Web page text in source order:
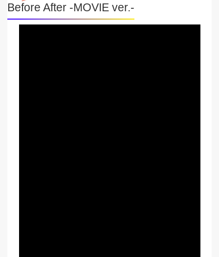
Before After -MOVIE ver.-